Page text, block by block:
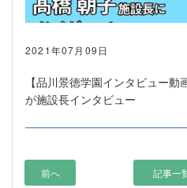
2021年07月09日
【品川景徳学園インタビュー
が施設長インタビュー
前へ 記事一